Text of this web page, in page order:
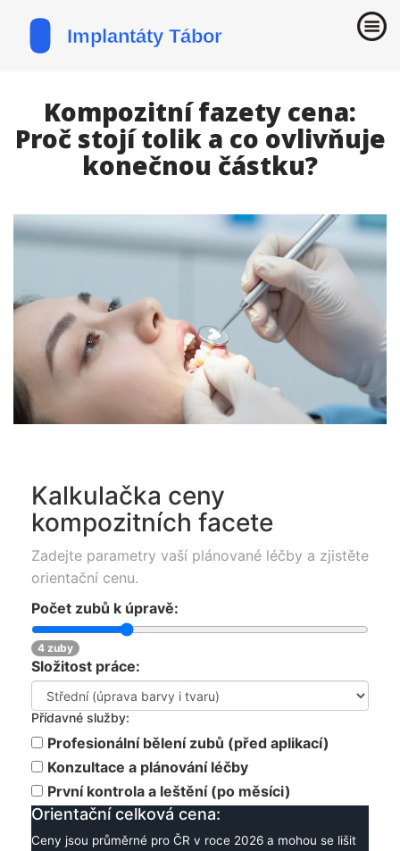
Kompozitní fazety cena:
Proč stojí tolik a co ovlivňuje
konečnou částku?
Kalkulačka ceny
kompozitních facete
Zadejte parametry vaší plánované léčby a zjistěte
orientační cenu.
Počet zubů k úpravě:
4 zuby
Složitost práce:
Přídavné služby:
Profesionální bělení zubů (před aplikací)
Konzultace a plánování léčby
První kontrola a leštění (po měsíci)
Orientační celková cena:
Ceny jsou průměrné pro ČR v roce 2026 a mohou se lišit